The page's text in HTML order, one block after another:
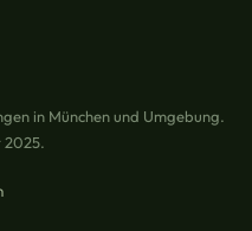
in München und Umgebung.
2025.